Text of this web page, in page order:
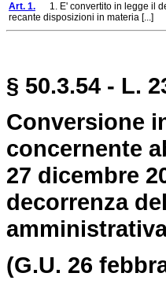
Art. 1. 1. E' convertito in legge il
recante disposizioni in materia [...]
§ 50.3.54 - L.
Conversione
concernente
27 dicembre
decorrenza
(G.U. 26